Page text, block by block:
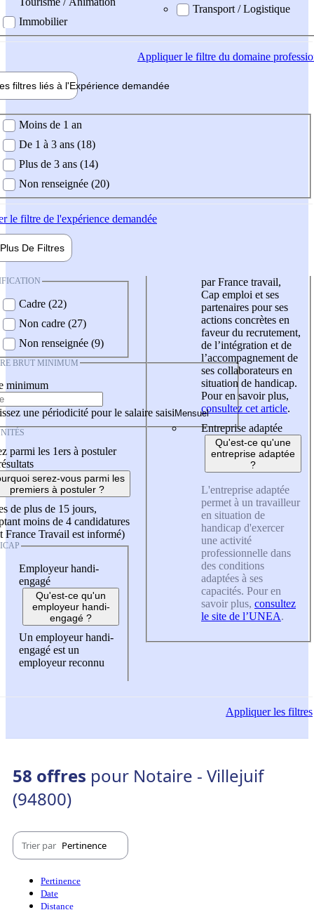
Immobilier
Transport / Logistique
Appliquerle filtre du domaine
filtres liés à l'Expérience demandée
demandée
Moins de 1 an
De 1 à 3 ans (18)
Plus de 3 ans (14)
Non renseignée (20)
le filtre de l'expérience demandée
Plus De Filtres
Cadre (22)
Non cadre (27)
Non renseignée (9)
BRUT MINIMUM
minimum
une périodicité pour le salaire saisi
parmi les 1ers à postuler
serez-vous parmi les
premiers à postuler ?
de plus de 15 jours,
moins de 4 candidatures
France Travail est informé)
Employeur handi-
engagé
Qu'est-ce qu'un
employeur handi-
engagé ?
Un employeur handi-
engagé est un
employeur reconnu
par France travail,
Cap emploi et ses
partenaires pour ses
actions concrètes en
faveur du recrutement,
de l’intégration et de
l’accompagnement de
ses collaborateurs en
situation de handicap.
Pour en savoir plus,
consultez cet article.
Entreprise adaptée
Qu'est-ce qu'une
entreprise adaptée
?
L'entreprise adaptée
permet à un travailleur
en situation de
handicap d'exercer
une activité
professionnelle dans
des conditions
adaptées à ses
capacités. Pour en
savoir plus, consultez
le site de l’UNEA.
Appliquerles filtres
58 offres pour Notaire - Villejuif
(94800)
Trier par Pertinence
Pertinence
Date
Distance